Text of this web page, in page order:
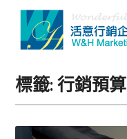
content
標籤:行銷預算